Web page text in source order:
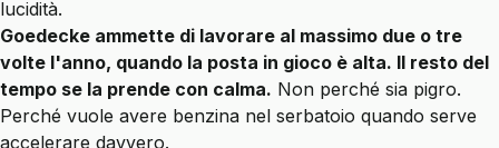
lucidità.
Goedecke ammette di lavorare al massimo due o tre
volte l'anno, quando la posta in gioco è alta. Il resto del
tempo se la prende con calma. Non perché sia pigro.
Perché vuole avere benzina nel serbatoio quando serve
accelerare davvero.